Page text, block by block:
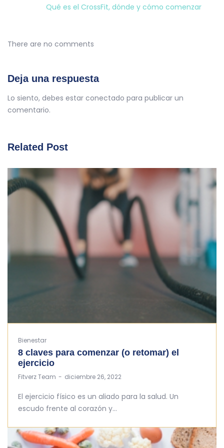
Qué es el CrossFit, dónde y cómo comenzar
There are no comments
Deja una respuesta
Lo siento, debes estar conectado para publicar un
comentario.
Related Post
Bienestar
8 claves para comenzar (o retomar) el
ejercicio
by
Fitverz Team diciembre 26, 2022
El ejercicio físico es un aliado para la salud. Un
escudo frente al corazón y…